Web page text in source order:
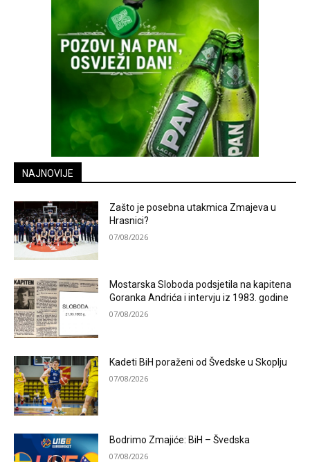
NAJNOVIJE
Zašto je posebna utakmica Zmajeva u
Hrasnici?
07/08/2026
Mostarska Sloboda podsjetila na kapitena
Goranka Andrića i intervju iz 1983. godine
07/08/2026
Kadeti BiH poraženi od Švedske u Skoplju
07/08/2026
Bodrimo Zmajiće: BiH – Švedska
07/08/2026